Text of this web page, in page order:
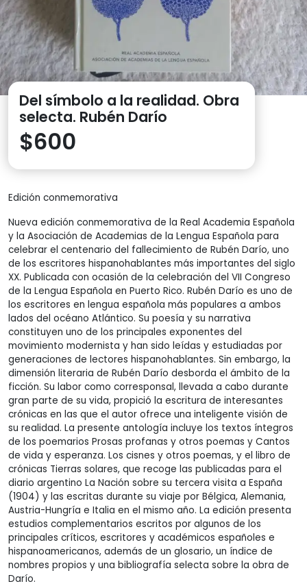
Del símbolo a la realidad. Obra
selecta. Rubén Darío
$600
Edición conmemorativa
Nueva edición conmemorativa de la Real Academia Española
y la Asociación de Academias de la Lengua Española para
celebrar el centenario del fallecimiento de Rubén Darío, uno
de los escritores hispanohablantes más importantes del siglo
XX. Publicada con ocasión de la celebración del VII Congreso
de la Lengua Española en Puerto Rico. Rubén Darío es uno de
los escritores en lengua española más populares a ambos
lados del océano Atlántico. Su poesía y su narrativa
constituyen uno de los principales exponentes del
movimiento modernista y han sido leídas y estudiadas por
generaciones de lectores hispanohablantes. Sin embargo, la
dimensión literaria de Rubén Darío desborda el ámbito de la
ficción. Su labor como corresponsal, llevada a cabo durante
gran parte de su vida, propició la escritura de interesantes
crónicas en las que el autor ofrece una inteligente visión de
su realidad. La presente antología incluye los textos íntegros
de los poemarios Prosas profanas y otros poemas y Cantos
de vida y esperanza. Los cisnes y otros poemas, y el libro de
crónicas Tierras solares, que recoge las publicadas para el
diario argentino La Nación sobre su tercera visita a España
(1904) y las escritas durante su viaje por Bélgica, Alemania,
Austria-Hungría e Italia en el mismo año. La edición presenta
estudios complementarios escritos por algunos de los
principales críticos, escritores y académicos españoles e
hispanoamericanos, además de un glosario, un índice de
nombres propios y una bibliografía selecta sobre la obra de
Darío.